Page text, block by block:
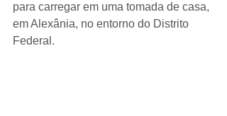
para carregar em uma tomada de casa,
em Alexânia, no entorno do Distrito
Federal.